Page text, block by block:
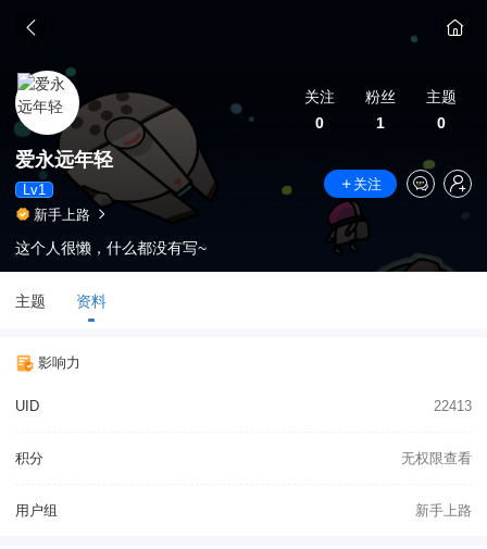
关注
0
粉丝
1
主题
0
爱永远年轻
Lv1
关注
新手上路
这个人很懒，什么都没有写~
主题 资料
影响力
UID 22413
积分 无权限查看
用户组 新手上路